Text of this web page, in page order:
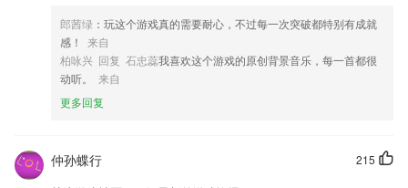
4.自由度高、简单易用，有效激励约束学生行为习惯
5.夜间模式设置、字体大小样式设置等，使用更方便。
6.从aaZ划分了27个级别，全面覆盖启蒙阶段到大学，适合不同能力不同
年龄段的孩子，让每一个孩子都可以找到适合自己的内容并且能自主学
迈博更新了什么?
优化设备老化参数计算图形显示
郎茜绿 ：玩这个游戏真的需要耐心，不过每一次突破都特别有成就
感！
来自
柏咏兴 回复 石忠蕊我喜欢这个游戏的原创背景音乐，每一首都很
动听。
来自
更多回复
215
仲孙蝶行